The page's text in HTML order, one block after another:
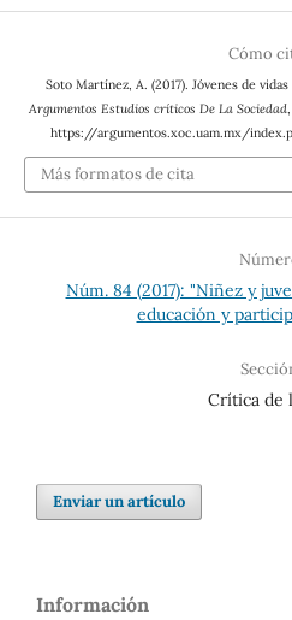
Cómo
Soto Martínez, A. (2017). Jóvenes de
Argumentos Estudios críticos De La Sociedad
https://argumentos.xoc.uam.mx/
Más formatos de cita
Núm. 84 (2017): "Niñez y
educación y
Crítica de
Enviar un artículo
Información